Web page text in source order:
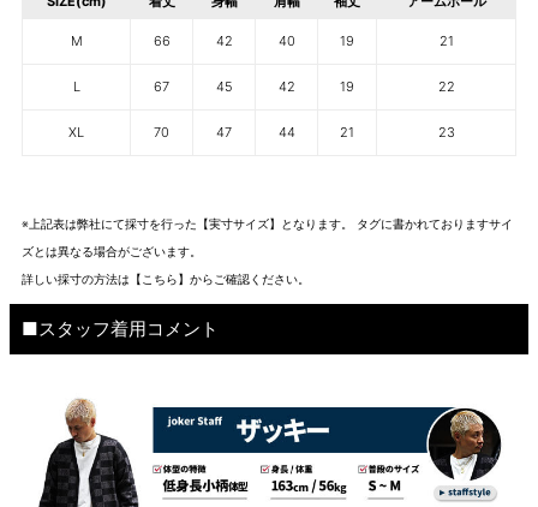
M 66 42 40 19 21
L 67 45 42 19 22
XL 70 47 44 21 23
※上記表は弊社にて採寸を行った【実寸サイズ】となります。 タグに書かれておりますサイ
ズとは異なる場合がございます。
詳しい採寸の方法は 【こちら】から ご確認ください。
■スタッフ着用コメント